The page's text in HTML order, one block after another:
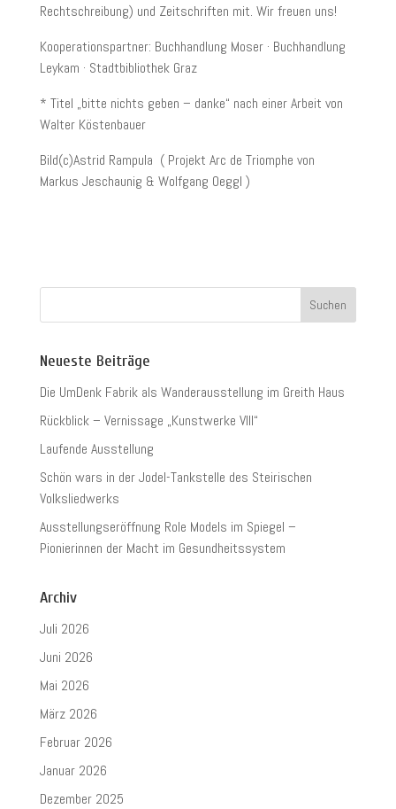
Rechtschreibung) und Zeitschriften mit. Wir freuen uns!
Kooperationspartner: Buchhandlung Moser · Buchhandlung
Leykam · Stadtbibliothek Graz
* Titel „bitte nichts geben – danke“ nach einer Arbeit von
Walter Köstenbauer
Bild(c)Astrid Rampula ( Projekt Arc de Triomphe von
Markus Jeschaunig & Wolfgang Oeggl )
Neueste Beiträge
Die UmDenk Fabrik als Wanderausstellung im Greith Haus
Rückblick – Vernissage „Kunstwerke VIII“
Laufende Ausstellung
Schön wars in der Jodel-Tankstelle des Steirischen
Volksliedwerks
Ausstellungseröffnung Role Models im Spiegel –
Pionierinnen der Macht im Gesundheitssystem
Archiv
Juli 2026
Juni 2026
Mai 2026
März 2026
Februar 2026
Januar 2026
Dezember 2025